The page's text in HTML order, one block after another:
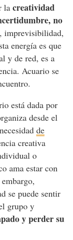
la creatividad
no
imprevisibilidad,
energía es que
y de red, es a
Acuario se
está dada por
desde el
de
creativa
o
ama estar con
se puede sentir
grupo y
y perder su